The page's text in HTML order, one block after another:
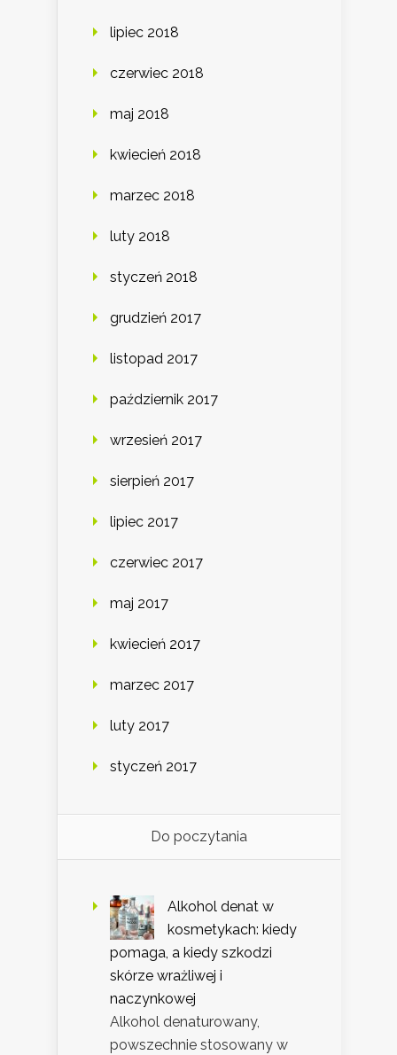
lipiec 2018
czerwiec 2018
maj 2018
kwiecień 2018
marzec 2018
luty 2018
styczeń 2018
grudzień 2017
listopad 2017
październik 2017
wrzesień 2017
sierpień 2017
lipiec 2017
czerwiec 2017
maj 2017
kwiecień 2017
marzec 2017
luty 2017
styczeń 2017
Do poczytania
Alkohol denat w
kosmetykach: kiedy
pomaga, a kiedy szkodzi
skórze wrażliwej i
naczynkowej
Alkohol denaturowany,
powszechnie stosowany w